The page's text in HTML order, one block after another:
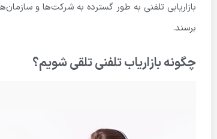
بازاریابی تلفنی به طور گسترده به شرکت‌ها و
برسند.
چگونه بازاریاب تلفنی تلقی شویم؟